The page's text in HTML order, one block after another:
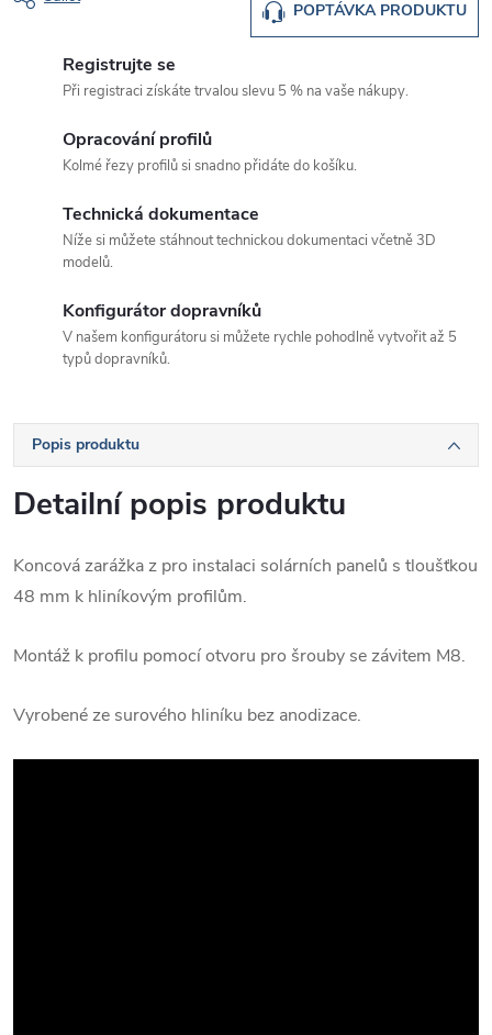
POPTÁVKA PRODUKTU
Registrujte se
Při registraci získáte trvalou slevu 5 % na vaše nákupy.
Opracování profilů
Kolmé řezy profilů si snadno přidáte do košíku.
Technická dokumentace
Níže si můžete stáhnout technickou dokumentaci včetně 3D
modelů.
Konfigurátor dopravníků
V našem konfigurátoru si můžete rychle pohodlně vytvořit až 5
typů dopravníků.
Popis produktu
Detailní popis produktu
Koncová zarážka z pro instalaci solárních panelů s tloušťkou
48 mm k hliníkovým profilům.
Montáž k profilu pomocí otvoru pro šrouby se závitem M8.
Vyrobené ze surového hliníku bez anodizace.